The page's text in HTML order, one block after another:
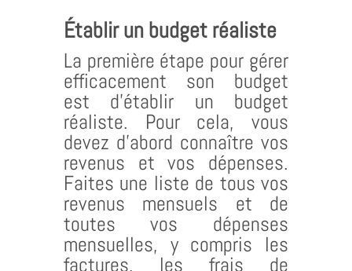
Établir un budget réaliste
La première étape pour gérer
efficacement son budget
est d’établir un budget
réaliste. Pour cela, vous
devez d’abord connaître vos
revenus et vos dépenses.
Faites une liste de tous vos
revenus mensuels et de
toutes vos dépenses
mensuelles, y compris les
factures, les frais de